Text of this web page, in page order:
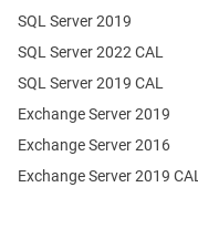
Exchange Server 2019
Exchange Server 2016
SQL Server 2019
SQL Server 2022 CAL
SQL Server 2019 CAL
Exchange Server 2019 CAL